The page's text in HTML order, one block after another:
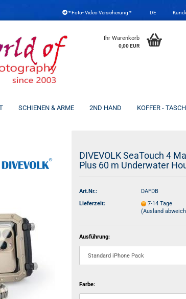
* Foto- Video Versicherung * DE
Sprache auswählen
Konto erstellen
Passwort vergessen?
Ihr Warenkorb
0,00 EUR
SCHIENEN & ARME 2ND HAND KOFFER -
DIVEVOLK SeaTouch 4
Plus 60 m Underwater
Art.Nr.:
DAFDB
Lieferzeit:
7-14 Tage
(Ausland
Ausführung:
Farbe: